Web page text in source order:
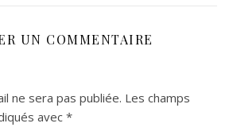
UN COMMENTAIRE
ne sera pas publiée. Les champs
avec *